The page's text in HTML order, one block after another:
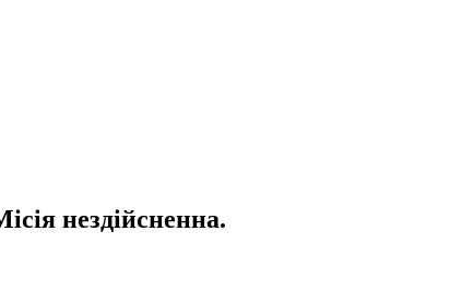
нездійсненна.